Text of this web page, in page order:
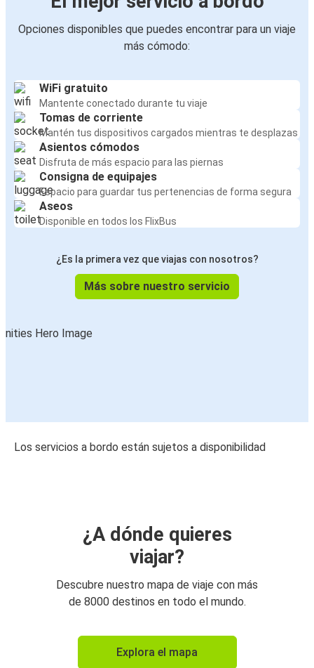
Opciones disponibles que puedes encontrar para un viaje
más cómodo:
WiFi gratuito
Mantente conectado durante tu viaje
Tomas de corriente
Mantén tus dispositivos cargados mientras te desplazas
Asientos cómodos
Disfruta de más espacio para las piernas
Consigna de equipajes
Espacio para guardar tus pertenencias de forma segura
Aseos
Disponible en todos los FlixBus
¿Es la primera vez que viajas con nosotros?
Más sobre nuestro servicio
Los servicios a bordo están sujetos a disponibilidad
¿A dónde quieres
viajar?
Descubre nuestro mapa de viaje con más
de 8000 destinos en todo el mundo.
Explora el mapa